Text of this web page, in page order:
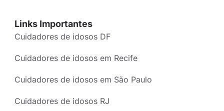
Links Importantes
Cuidadores de idosos DF
Cuidadores de idosos em Recife
Cuidadores de idosos em São Paulo
Cuidadores de idosos RJ